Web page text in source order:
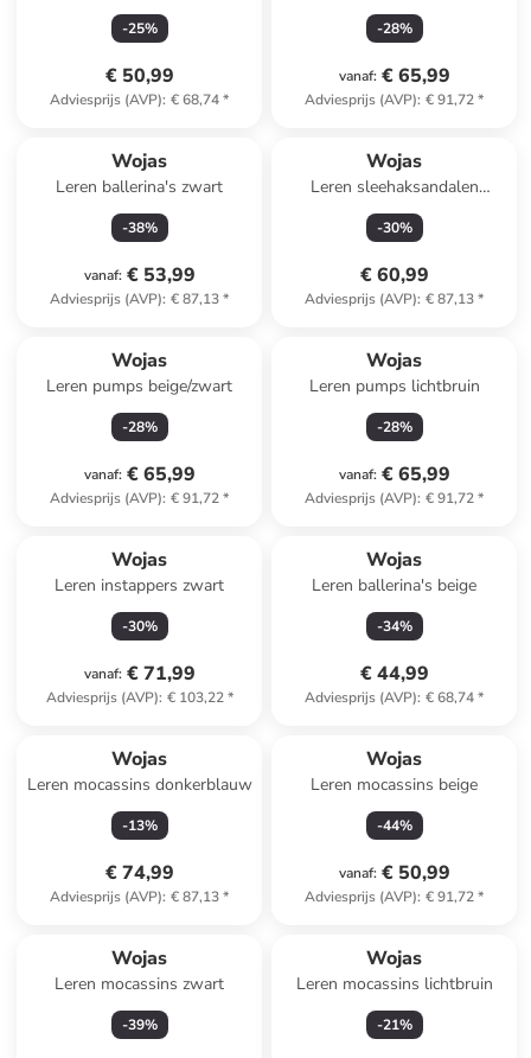
-25%
€ 50,99
Adviesprijs (AVP): € 68,74*
-28%
vanaf: € 65,99
Adviesprijs (AVP): € 91,72*
Wojas
Leren ballerina's zwart
-38%
vanaf: € 53,99
Adviesprijs (AVP): € 87,13*
Wojas
Leren sleehaksandalen
beige/meerkleurig
-30%
€ 60,99
Adviesprijs (AVP): € 87,13*
Wojas
Leren pumps beige/zwart
-28%
vanaf: € 65,99
Adviesprijs (AVP): € 91,72*
Wojas
Leren pumps lichtbruin
-28%
vanaf: € 65,99
Adviesprijs (AVP): € 91,72*
Wojas
Leren instappers zwart
-30%
vanaf: € 71,99
Adviesprijs (AVP): € 103,22*
Wojas
Leren ballerina's beige
-34%
€ 44,99
Adviesprijs (AVP): € 68,74*
Wojas
Leren mocassins donkerblauw
-13%
€ 74,99
Adviesprijs (AVP): € 87,13*
Wojas
Leren mocassins beige
-44%
vanaf: € 50,99
Adviesprijs (AVP): € 91,72*
Wojas
Leren mocassins zwart
-39%
Wojas
Leren mocassins lichtbruin
-21%